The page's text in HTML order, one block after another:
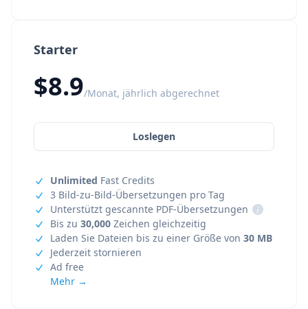
Starter
$8.9/Monat, jährlich abgerechnet
Loslegen
Unlimited Fast Credits
3 Bild-zu-Bild-Übersetzungen pro Tag
Unterstützt gescannte PDF-Übersetzungen
i
Bis zu 30,000 Zeichen gleichzeitig
Laden Sie Dateien bis zu einer Größe von 30 MB
Jederzeit stornieren
Ad free
Mehr →